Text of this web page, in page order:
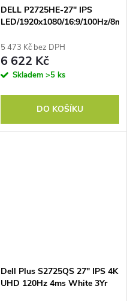
DELL P2725HE-27" IPS
LED/1920x1080/16:9/100Hz/
5 473 Kč bez DPH
6 622 Kč
Skladem >5 ks
DO KOŠÍKU
Dell Plus S2725QS 27" IPS 4K
UHD 120Hz 4ms White 3Yr